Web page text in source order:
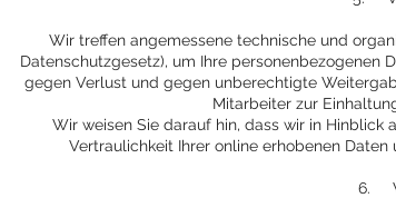
Wir treffen angemessene technische und
Datenschutzgesetz), um Ihre
gegen Verlust und gegen unberechtigte
Mitarbeiter zur
Wir weisen Sie darauf hin, dass wir in Hinblick
Vertraulichkeit Ihrer online erhobenen
6.